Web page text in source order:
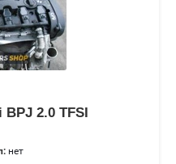
BPJ 2.0 TFSI
нет